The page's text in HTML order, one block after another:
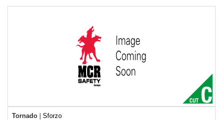
Tornado |Sforzo